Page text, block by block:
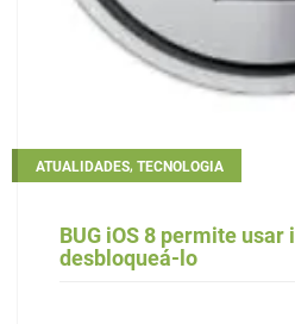
ATUALIDADES, TECNOLOGIA
BUG iOS 8 permite usar
desbloqueá-lo